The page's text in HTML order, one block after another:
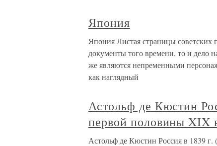
Япония
Япония Листая страницы советских
документы того времени, то и дело
же являются непременными
как наглядный
Астольф де Кюстин
первой половины XIX
Астольф де Кюстин Россия в 1839